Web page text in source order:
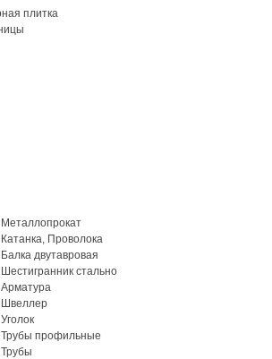
плитка
Металлопрокат
Катанка, Проволока
Балка двутавровая
Шестигранник стально
Арматура
Швеллер
Уголок
Трубы профильные
Трубы